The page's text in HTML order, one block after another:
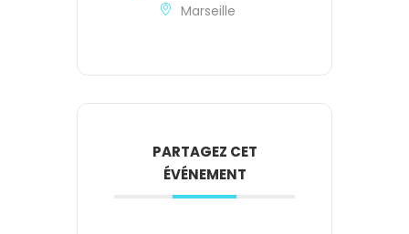
Marseille
PARTAGEZ CET
ÉVÉNEMENT